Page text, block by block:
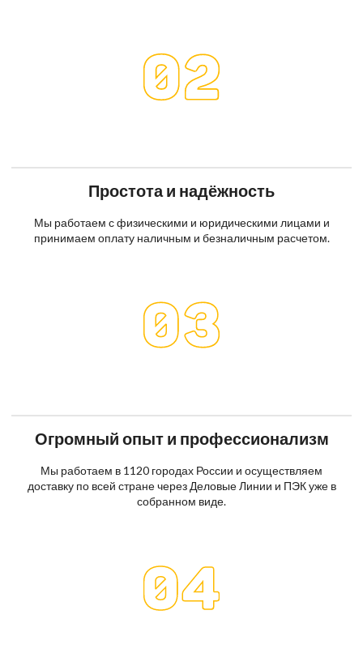
Простота и надёжность
Мы работаем с физическими и юридическими лицами и
принимаем оплату наличным и безналичным расчетом.
Огромный опыт и профессионализм
Мы работаем в 1120 городах России и осуществляем
доставку по всей стране через Деловые Линии и ПЭК уже в
собранном виде.